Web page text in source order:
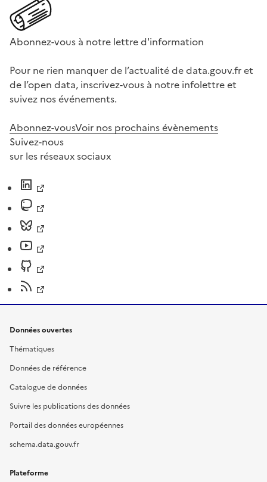
Abonnez-vous à notre lettre d'information
Pour ne rien manquer de l’actualité de data.gouv.fr et
de l’open data, inscrivez-vous à notre infolettre et
suivez nos événements.
Abonnez-vousVoir nos prochains évènements
Suivez-nous
sur les réseaux sociaux
Données ouvertes
Thématiques
Données de référence
Catalogue de données
Suivre les publications des données
Portail des données européennes
schema.data.gouv.fr
Plateforme